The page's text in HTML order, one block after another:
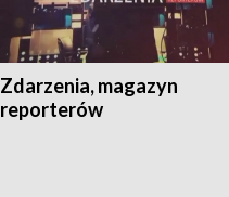
Zdarzenia, magazyn
reporterów